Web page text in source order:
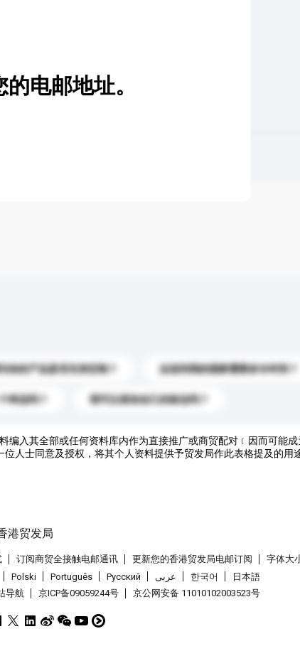
你的产品是否支持定制？ 运送到我的国家需要多长时间？
样品吗？ 我可以添加自己的标志吗？
电邮地址。
编入其全部或任何资料库内作为直接推广或商贸配对﹝因而可能
人士同意及授权，将其个人资料提供予贸发局作此表格提及的用途
订阅商贸全接触电邮通讯 更新您的香港贸发局电邮订阅
字体大
Polski Português Pусский عربى 한국어
日本語
导航 京ICP备09059244号 京公网安备 11010102003523号